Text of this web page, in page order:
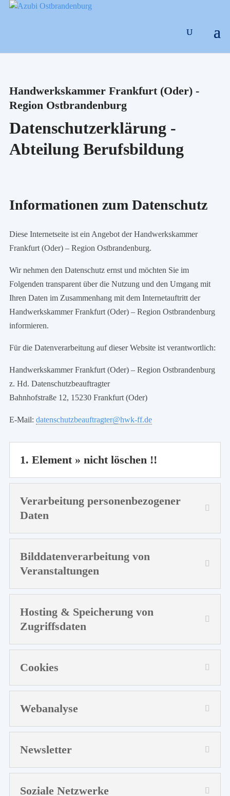
Handwerkskammer Frankfurt (Oder) -
Region Ostbrandenburg
Datenschutzerklärung -
Abteilung Berufsbildung
Informationen zum Datenschutz
Diese Internetseite ist ein Angebot der Handwerkskammer
Frankfurt (Oder) – Region Ostbrandenburg.
Wir nehmen den Datenschutz ernst und möchten Sie im
Folgenden transparent über die Nutzung und den Umgang mit
Ihren Daten im Zusammenhang mit dem Internetauftritt der
Handwerkskammer Frankfurt (Oder) – Region Ostbrandenburg
informieren.
Für die Datenverarbeitung auf dieser Website ist verantwortlich:
Handwerkskammer Frankfurt (Oder) – Region Ostbrandenburg
z. Hd. Datenschutzbeauftragter
Bahnhofstraße 12, 15230 Frankfurt (Oder)
E-Mail: datenschutzbeauftragter@hwk-ff.de
1. Element » nicht löschen !!
Verarbeitung personenbezogener
Daten
Bilddatenverarbeitung von
Veranstaltungen
Hosting & Speicherung von
Zugriffsdaten
Cookies
Webanalyse
Newsletter
Soziale Netzwerke